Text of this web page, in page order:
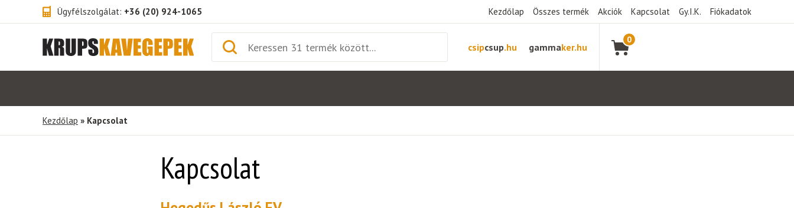
Ügyfélszolgálat: +36 (20) 924-1065 Kezdőlap Összes termék Akciók Kapcsolat Gy.I.K. Fiókadatok
csipcsup.hu gammaker.hu
0
Kezdőlap » Kapcsolat
Kapcsolat